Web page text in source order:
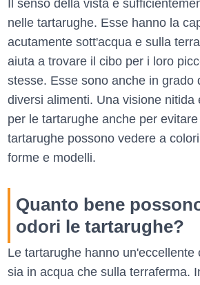
Il senso della vista è
nelle tartarughe. Esse hanno la
acutamente sott'acqua e sulla
aiuta a trovare il cibo per i loro
stesse. Esse sono anche in grado
diversi alimenti. Una visione nitida
per le tartarughe anche per
tartarughe possono vedere a
forme e modelli.
Quanto bene
odori le tartarughe?
Le tartarughe hanno un'eccellente
sia in acqua che sulla terraferma.